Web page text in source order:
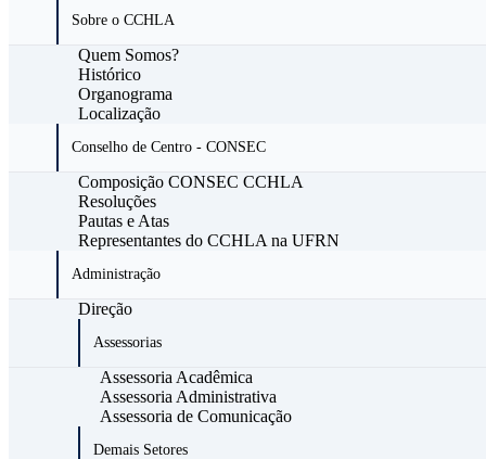
Sobre o CCHLA
Quem Somos?
Histórico
Organograma
Localização
Conselho de Centro - CONSEC
Composição CONSEC CCHLA
Resoluções
Pautas e Atas
Representantes do CCHLA na UFRN
Administração
Direção
Assessorias
Assessoria Acadêmica
Assessoria Administrativa
Assessoria de Comunicação
Demais Setores